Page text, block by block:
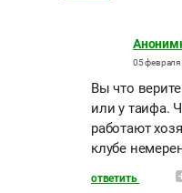
05 февраля
Вы что
или у таифа.
работают
клубе
ответить